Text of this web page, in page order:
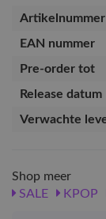
Artikelnummer
EAN nummer
Pre-order tot
Release datum
Verwachte
Shop meer
SALE
KPOP